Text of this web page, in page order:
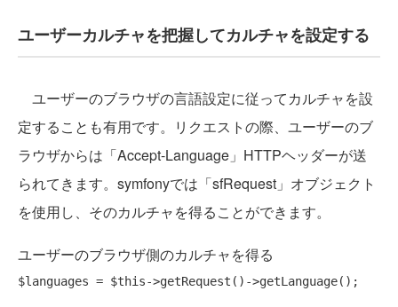
ユーザーカルチャを把握してカルチャを設定する
ユーザーのブラウザの言語設定に従ってカルチャを設
定することも有用です。リクエストの際、ユーザーのブ
ラウザからは「Accept-Language」HTTPヘッダーが送
られてきます。symfonyでは「sfRequest」オブジェクト
を使用し、そのカルチャを得ることができます。
ユーザーのブラウザ側のカルチャを得る